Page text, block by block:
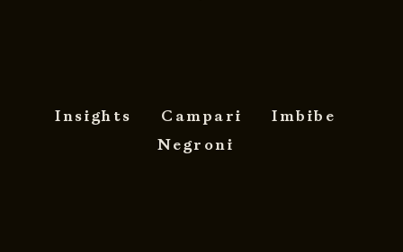
Insights Campari
Imbibe
Negroni